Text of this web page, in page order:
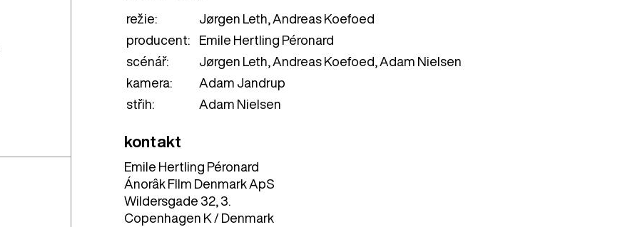
režie:
Jørgen Leth, Andreas Koefoed
producent:
Emile Hertling Péronard
scénář:
Jørgen Leth, Andreas Koefoed, Adam Nielsen
kamera:
Adam Jandrup
střih:
Adam Nielsen
kontakt
Emile Hertling Péronard
Ánorâk FIlm Denmark ApS
Wildersgade 32, 3.
Copenhagen K / Denmark